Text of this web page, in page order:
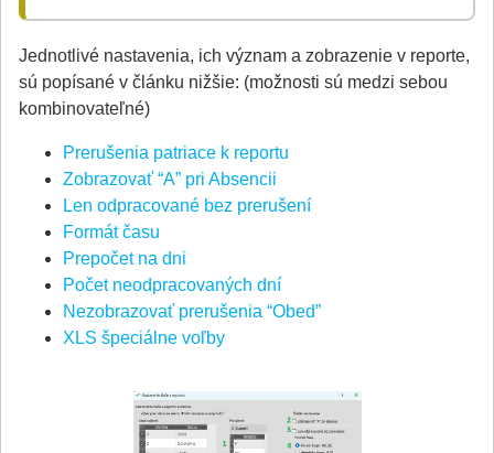
Jednotlivé nastavenia, ich význam a zobrazenie v reporte,
sú popísané v článku nižšie: (možnosti sú medzi sebou
kombinovateľné)
Prerušenia patriace k reportu
Zobrazovať “A” pri Absencii
Len odpracované bez prerušení
Formát času
Prepočet na dni
Počet neodpracovaných dní
Nezobrazovať prerušenia “Obed”
XLS špeciálne voľby